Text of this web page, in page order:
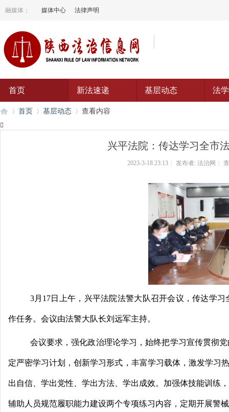
融媒体： 媒体中心 法律声明
首页 新法速递 基层动态 法
首页 基层动态 查看内容

兴平法院：传达学习全市
2023-3-18 23:13 发布者: 法治网
3月17日上午，兴平法院法警大队召开会议，传达学
作任务。会议由法警大队长刘远军主持。
会议要求，强化政治理论学习，始终把学习宣传贯彻
定严密学习计划，创新学习形式，丰富学习载体，激发学习
出自信、学出党性、学出方法、学出成效。加强体技能训练
辅助人员规范履职能力建设两个专项练习内容，定期开展警